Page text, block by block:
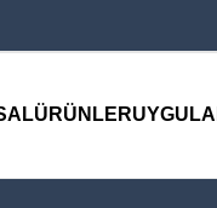
ÜRÜNLER